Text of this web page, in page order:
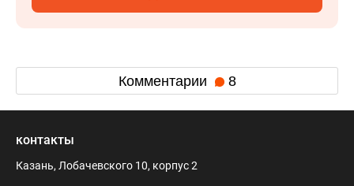
Комментарии 8
контакты
Казань, Лобачевского 10, корпус 2